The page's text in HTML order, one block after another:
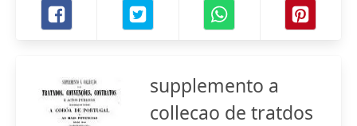
supplemento a
collecao de tratdos